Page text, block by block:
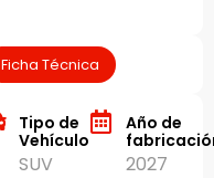
Ficha Técnica
Tipo de
Vehículo
SUV
Año de
2027